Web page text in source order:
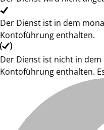
Der Dienst ist in dem
Kontoführung enthalten.
Der Dienst ist nicht in
Kontoführung enthalten.